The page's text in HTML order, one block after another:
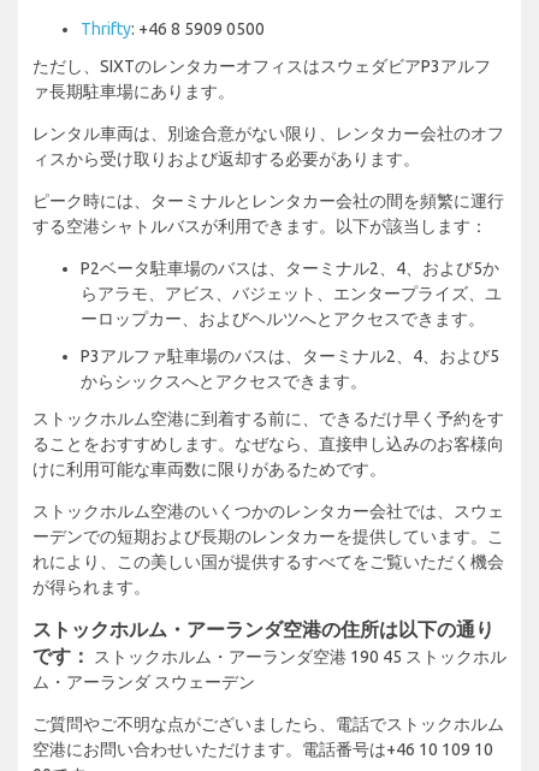
Thrifty: +46 8 5909 0500
ただし、SIXTのレンタカーオフィスはスウェダビアP3アルフ
ァ長期駐車場にあります。
レンタル車両は、別途合意がない限り、レンタカー会社のオフ
ィスから受け取りおよび返却する必要があります。
ピーク時には、ターミナルとレンタカー会社の間を頻繁に運行
する空港シャトルバスが利用できます。以下が該当します：
P2ベータ駐車場のバスは、ターミナル2、4、および5か
らアラモ、アビス、バジェット、エンタープライズ、ユ
ーロップカー、およびヘルツへとアクセスできます。
P3アルファ駐車場のバスは、ターミナル2、4、および5
からシックスへとアクセスできます。
ストックホルム空港に到着する前に、できるだけ早く予約をす
ることをおすすめします。なぜなら、直接申し込みのお客様向
けに利用可能な車両数に限りがあるためです。
ストックホルム空港のいくつかのレンタカー会社では、スウェ
ーデンでの短期および長期のレンタカーを提供しています。こ
れにより、この美しい国が提供するすべてをご覧いただく機会
が得られます。
ストックホルム・アーランダ空港の住所は以下の通り
です：
ストックホルム・アーランダ空港 190 45 ストックホル
ム・アーランダ スウェーデン
ご質問やご不明な点がございましたら、電話でストックホルム
空港にお問い合わせいただけます。電話番号は+46 10 109 10